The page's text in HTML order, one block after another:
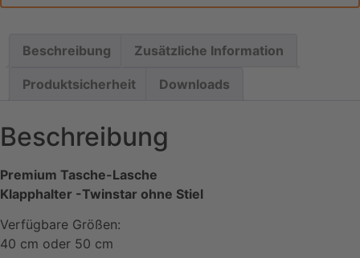
50
Beschreibung Zusätzliche Information
Produktsicherheit Downloads
Beschreibung
Premium Tasche-Lasche
Klapphalter -Twinstar ohne Stiel
Verfügbare Größen:
40 cm oder 50 cm